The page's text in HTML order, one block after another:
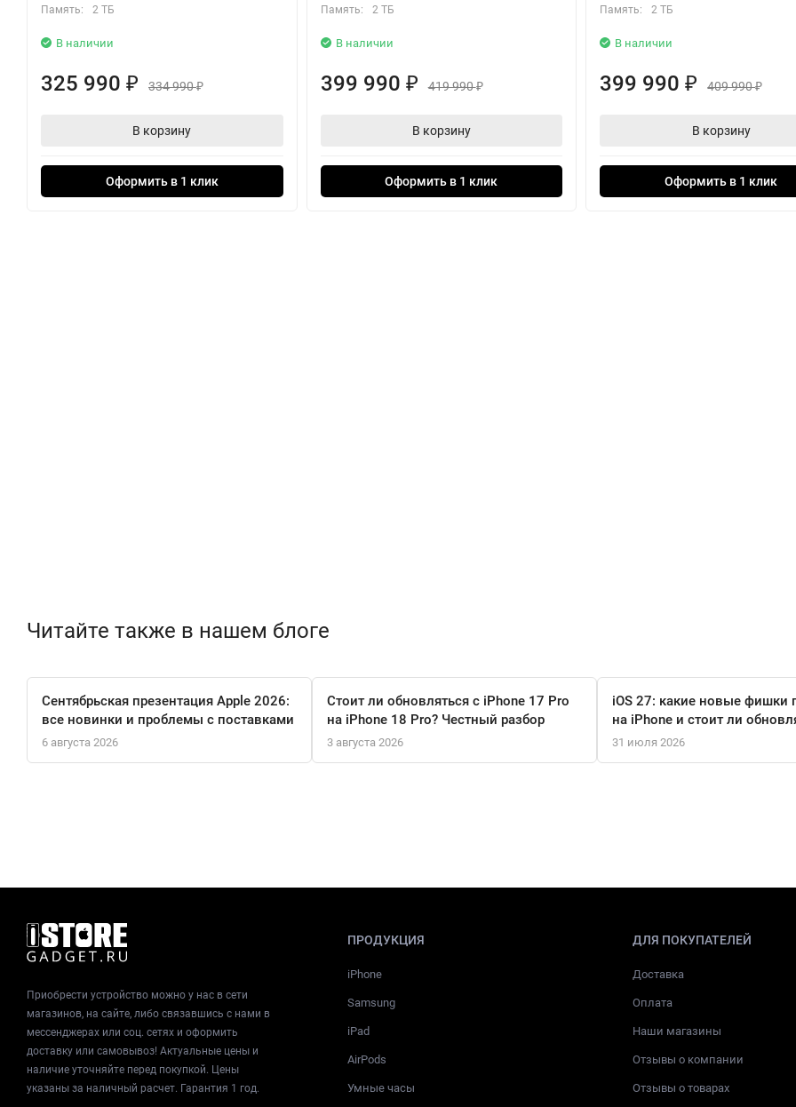
Память: 2 ТБ
В наличии
325 990 ₽ 334 990₽
В корзину
Оформить в 1 клик
Память: 2 ТБ
В наличии
399 990 ₽ 419 990₽
В корзину
Оформить в 1 клик
Память: 2 ТБ
В наличии
399 990₽ 409 990₽
В корзину
Оформить в 1 клик
Читайте также в нашем блоге
Сентябрьская презентация Apple 2026:
все новинки и проблемы с поставками
6 августа 2026
Стоит ли обновляться с iPhone 17 Pro
на iPhone 18 Pro? Честный разбор
3 августа 2026
iOS 27: какие новые фишки
на iPhone и стоит ли
31 июля 2026
Приобрести устройство можно у нас в сети
магазинов, на сайте, либо связавшись с нами в
мессенджерах или соц. сетях и оформить
доставку или самовывоз! Актуальные цены и
наличие уточняйте перед покупкой. Цены
указаны за наличный расчет. Гарантия 1 год.
ПРОДУКЦИЯ
iPhone
Samsung
iPad
AirPods
Умные часы
ДЛЯ ПОКУПАТЕЛЕЙ
Доставка
Оплата
Наши магазины
Отзывы о компании
Отзывы о товарах